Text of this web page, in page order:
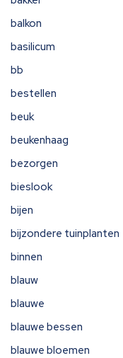
balkon
basilicum
bb
bestellen
beuk
beukenhaag
bezorgen
bieslook
bijen
bijzondere tuinplanten
binnen
blauw
blauwe
blauwe bessen
blauwe bloemen